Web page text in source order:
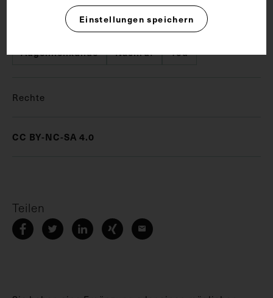
Schlagwörter
Augenheilkunde Nachruf Tod
Rechte
CC BY-NC-SA 4.0
Teilen
Einstellungen speichern